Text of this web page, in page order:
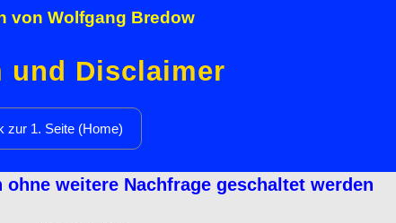
von Wolfgang Bredow
und Disclaimer
zur 1. Seite (Home)
weitere Nachfrage geschaltet werden